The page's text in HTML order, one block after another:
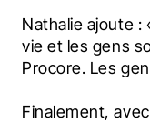
Nathalie ajoute :
vie et les gens
Procore. Les
Finalement,